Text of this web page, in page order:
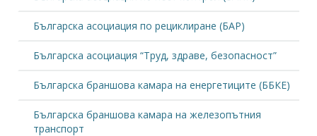
Българска асоциация по рециклиране (БАР)
Българска асоциация “Труд, здраве, безопасност”
Българска браншова камара на енергетиците (ББКЕ)
Българска браншова камара на железопътния
транспорт